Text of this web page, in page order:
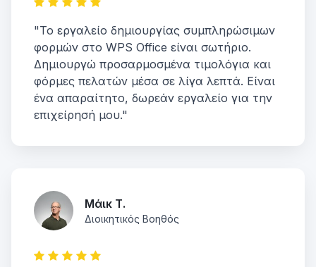
"Το εργαλείο δημιουργίας συμπληρώσιμων
φορμών στο WPS Office είναι σωτήριο.
Δημιουργώ προσαρμοσμένα τιμολόγια και
φόρμες πελατών μέσα σε λίγα λεπτά. Είναι
ένα απαραίτητο, δωρεάν εργαλείο για την
επιχείρησή μου."
Μάικ Τ.
Διοικητικός Βοηθός